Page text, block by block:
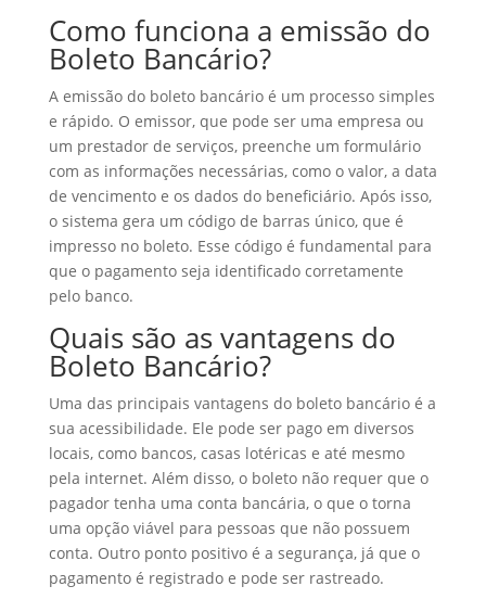
Como funciona a emissão do
Boleto Bancário?
A emissão do boleto bancário é um processo simples
e rápido. O emissor, que pode ser uma empresa ou
um prestador de serviços, preenche um formulário
com as informações necessárias, como o valor, a data
de vencimento e os dados do beneficiário. Após isso,
o sistema gera um código de barras único, que é
impresso no boleto. Esse código é fundamental para
que o pagamento seja identificado corretamente
pelo banco.
Quais são as vantagens do
Boleto Bancário?
Uma das principais vantagens do boleto bancário é a
sua acessibilidade. Ele pode ser pago em diversos
locais, como bancos, casas lotéricas e até mesmo
pela internet. Além disso, o boleto não requer que o
pagador tenha uma conta bancária, o que o torna
uma opção viável para pessoas que não possuem
conta. Outro ponto positivo é a segurança, já que o
pagamento é registrado e pode ser rastreado.